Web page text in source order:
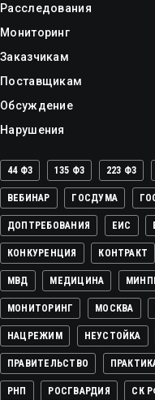
Расследования
Мониторинг
Заказчикам
Поставщикам
Обсуждение
Нарушения
44 ФЗ 135 ФЗ 223 ФЗ
ВЕБИНАР ГОСДУМА
ДОПТРЕБОВАНИЯ ЕИС
КОНКУРЕНЦИЯ КОНТРАКТ
МВД МЕДИЦИНА
МОНИТОРИНГ МОСКВА
НАЦРЕЖИМ НЕУСТОЙКА
ПРАВИТЕЛЬСТВО
РНП РОСГВАРДИЯ СК